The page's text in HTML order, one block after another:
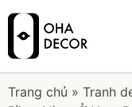
Trang chủ » Tranh